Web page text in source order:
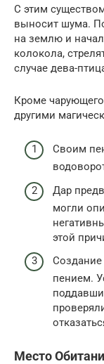
С этим
выносит шума.
на землю и
колокола,
случае дева-
Кроме
другими
Своим
Дар
могли
этой
пением.
Место